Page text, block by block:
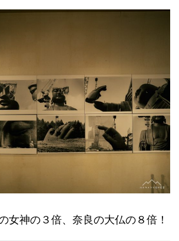
女神の３倍、奈良の大仏の８倍！